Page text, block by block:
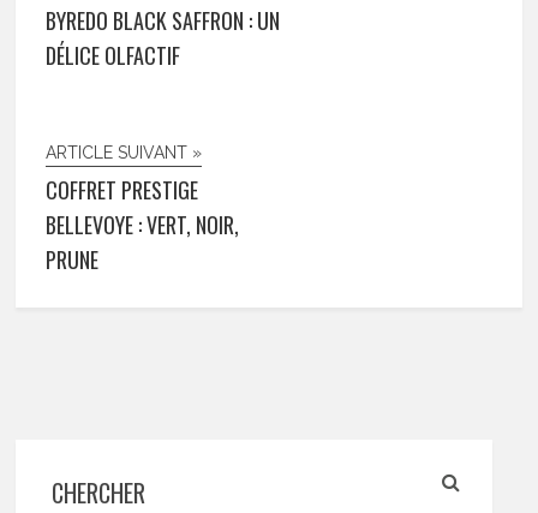
BYREDO BLACK SAFFRON : UN
DÉLICE OLFACTIF
ARTICLE SUIVANT »
COFFRET PRESTIGE
BELLEVOYE : VERT, NOIR,
PRUNE
CHERCHER